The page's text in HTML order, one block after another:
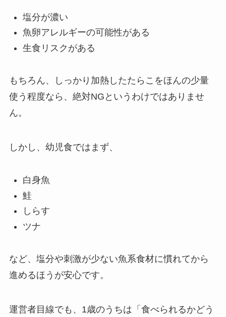
塩分が濃い
魚卵アレルギーの可能性がある
生食リスクがある
もちろん、しっかり加熱したたらこをほんの少量
使う程度なら、絶対NGというわけではありませ
ん。
しかし、幼児食ではまず、
白身魚
鮭
しらす
ツナ
など、塩分や刺激が少ない魚系食材に慣れてから
進めるほうが安心です。
運営者目線でも、1歳のうちは「食べられるかどう